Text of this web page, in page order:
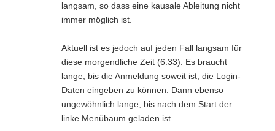
langsam, so dass eine kausale Ableitung nicht
immer möglich ist.
Aktuell ist es jedoch auf jeden Fall langsam für
diese morgendliche Zeit (6:33). Es braucht
lange, bis die Anmeldung soweit ist, die Login-
Daten eingeben zu können. Dann ebenso
ungewöhnlich lange, bis nach dem Start der
linke Menübaum geladen ist.